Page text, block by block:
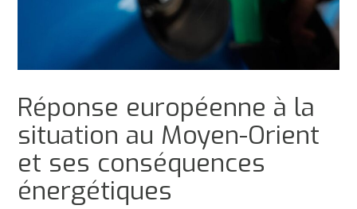
Réponse européenne à la
situation au Moyen-Orient
et ses conséquences
énergétiques